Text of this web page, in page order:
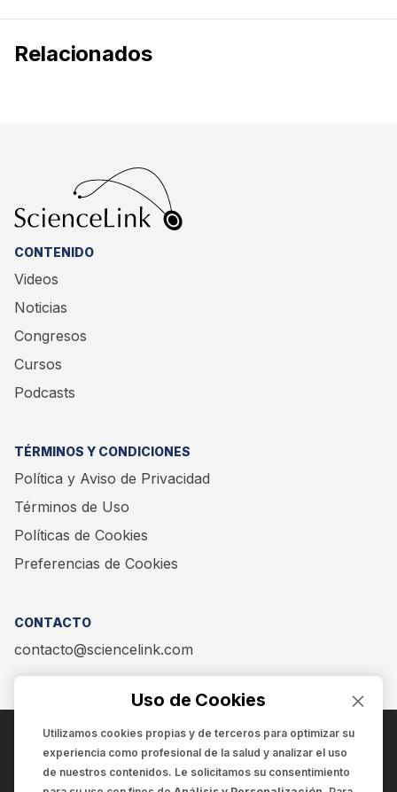
Relacionados
CONTENIDO
Videos
Noticias
Congresos
Cursos
Podcasts
TÉRMINOS Y CONDICIONES
Política y Aviso de Privacidad
Términos de Uso
Políticas de Cookies
Preferencias de Cookies
CONTACTO
contacto@sciencelink.com
ENCUÉNTRANOS EN:
Uso de Cookies
Utilizamos cookies propias y de terceros para optimizar su
experiencia como profesional de la salud y analizar el uso
de nuestros contenidos. Le solicitamos su consentimiento